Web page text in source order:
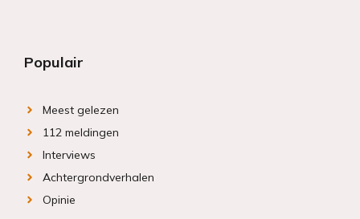
Populair
Meest gelezen
112 meldingen
Interviews
Achtergrondverhalen
Opinie